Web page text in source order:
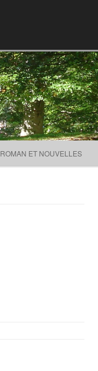
ROMAN ET NOUVELLES